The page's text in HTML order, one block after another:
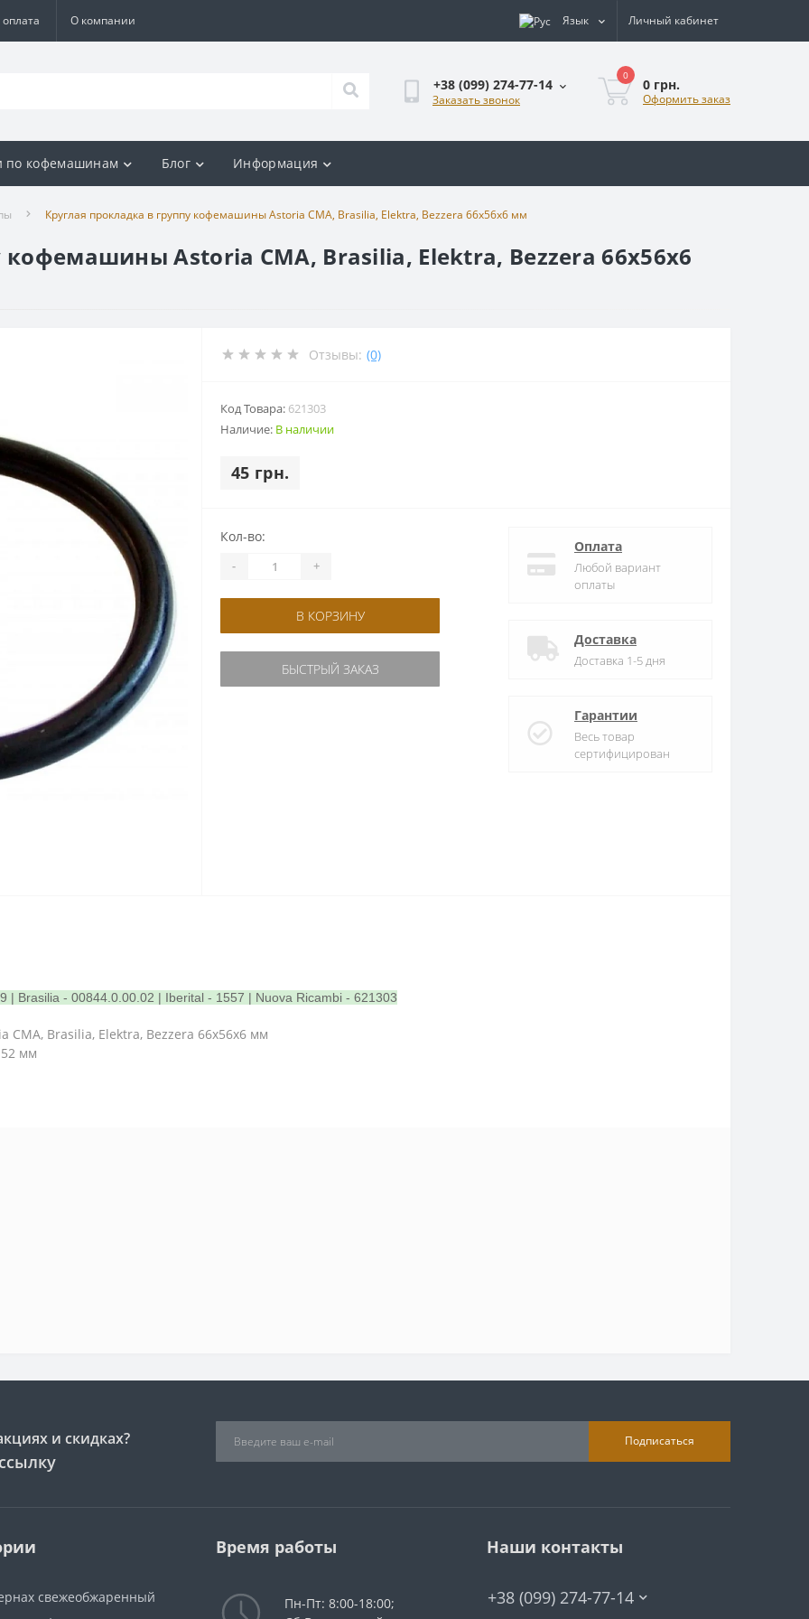
О компании Язык Личный кабинет
+38 (099) 274-77-14
Заказать звонок
0
0 грн.
Оформить заказ
по кофемашинам Блог Информация
Круглая прокладка в группу кофемашины Astoria CMA, Brasilia, Elektra, Bezzera 66x56x6 мм
кофемашины Astoria CMA, Brasilia, Elektra, Bezzera 66x56x6
Отзывы: (0)
Код Товара: 621303
Наличие: В наличии
45 грн.
Кол-во:
- +
В КОРЗИНУ
БЫСТРЫЙ ЗАКАЗ
Оплата
Любой вариант
оплаты
Доставка
Доставка 1-5 дня
Гарантии
Весь товар
сертифицирован
| Brasilia - 00844.0.00.02 | Iberital - 1557 | Nuova Ricambi - 621303
CMA, Brasilia, Elektra, Bezzera 66x56x6 мм
мм
и скидках? Подписаться
свежеобжаренный
Время работы
Пн-Пт: 8:00-18:00;
Наши контакты
+38 (099) 274-77-14